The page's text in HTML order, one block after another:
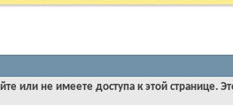
или не имеете доступа к этой странице.